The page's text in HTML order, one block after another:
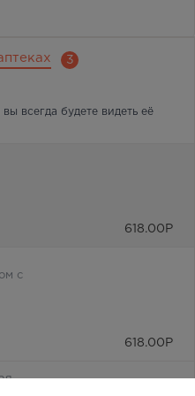
3
всегда будете видеть её
618.00 Р
с
618.00 Р